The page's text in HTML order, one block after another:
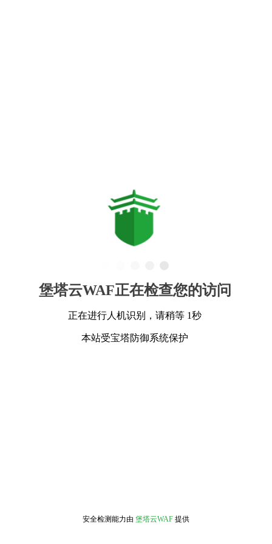
堡塔云WAF正在检查您的访问
正在进行人机识别，请稍等 1秒
本站受宝塔防御系统保护
安全检测能力由 堡塔云WAF 提供